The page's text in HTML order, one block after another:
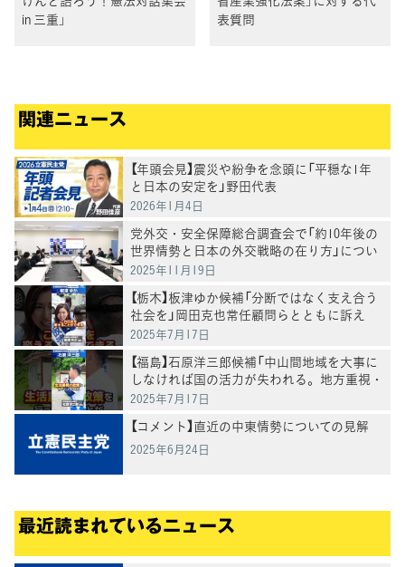
in 三重」
表質問
関連ニュース
【年頭会見】震災や紛争を念頭に「平穏な1年
と日本の安定を」野田代表
2026年1月4日
党外交・安全保障総合調査会で「約10年後の
世界情勢と日本の外交戦略の在り方」につい
て有識者からヒアリング
2025年11月19日
【栃木】板津ゆか候補「分断ではなく支え合う
社会を」岡田克也常任顧問らとともに訴え
2025年7月17日
【福島】石原洋三郎候補「中山間地域を大事に
しなければ国の活力が失われる。地方重視・
生活重視の政策に取り組む」 岡田常任顧問ら
2025年7月17日
【コメント】直近の中東情勢についての見解
2025年6月24日
最近読まれているニュース